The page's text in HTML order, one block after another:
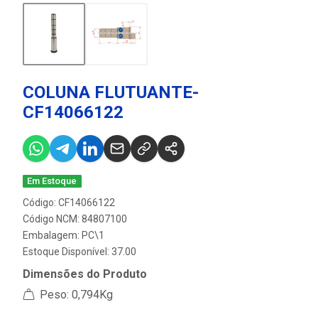
COLUNA FLUTUANTE-
CF14066122
Em Estoque
Código: CF14066122
Código NCM: 84807100
Embalagem: PC\1
Estoque Disponível: 37.00
Dimensões do Produto
Peso: 0,794Kg